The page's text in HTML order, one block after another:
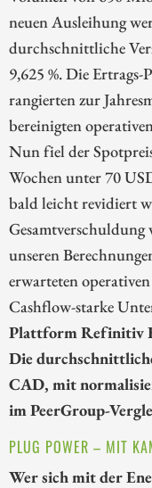
neuen Ausleihung
durchschnittliche
9,625 %. Die Ertrags-
rangierten zur
bereinigten
Nun fiel der
Wochen unter 70
bald leicht revidiert
unseren
erwarteten
Cashflow-starke
Plattform Refinitiv
Die
CAD, mit
im PeerGroup-
PLUG POWER – MIT
Wer sich mit der